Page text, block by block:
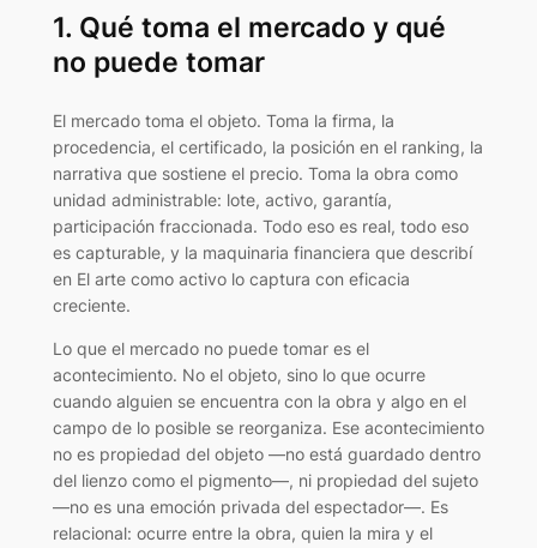
1. Qué toma el mercado y qué
no puede tomar
El mercado toma el objeto. Toma la firma, la
procedencia, el certificado, la posición en el ranking, la
narrativa que sostiene el precio. Toma la obra como
unidad administrable: lote, activo, garantía,
participación fraccionada. Todo eso es real, todo eso
es capturable, y la maquinaria financiera que describí
en El arte como activo lo captura con eficacia
creciente.
Lo que el mercado no puede tomar es el
acontecimiento. No el objeto, sino lo que ocurre
cuando alguien se encuentra con la obra y algo en el
campo de lo posible se reorganiza. Ese acontecimiento
no es propiedad del objeto —no está guardado dentro
del lienzo como el pigmento—, ni propiedad del sujeto
—no es una emoción privada del espectador—. Es
relacional: ocurre entre la obra, quien la mira y el